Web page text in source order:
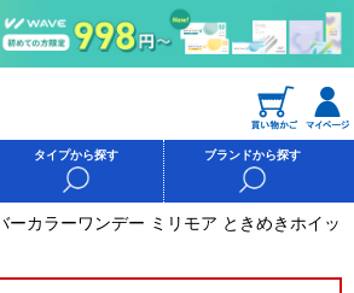
タイプから探す ブランドから探す
ーカラーワンデー ミリモア ときめきホイッ